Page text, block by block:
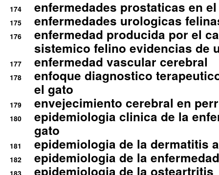
174 enfermedades prostaticas en
175 enfermedades urologicas
176
enfermedad producida por el
sistemico felino evidencias de
177 enfermedad vascular cerebral
178
enfoque diagnostico
el gato
179 envejecimiento cerebral en
180
epidemiologia clinica de la
gato
181 epidemiologia de la dermatitis
182 epidemiologia de la
epidemiologia de la osteartritis